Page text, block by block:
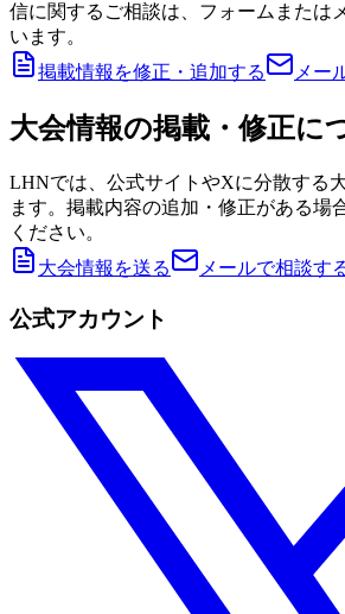
信に関するご相談は、フォームまたは
います。
掲載情報を修正・追加する
メー
大会情報の掲載・修正に
LHNでは、公式サイトやXに分散する
ます。掲載内容の追加・修正がある場
ください。
大会情報を送る
メールで相談す
公式アカウント